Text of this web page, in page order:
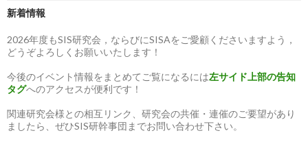
新着情報
2026年度もSIS研究会，ならびにSISAをご愛顧くださいますよう，
どうぞよろしくお願いいたします！
今後のイベント情報をまとめてご覧になるには左サイド上部の告知
タグへのアクセスが便利です！
関連研究会様との相互リンク、研究会の共催・連催のご要望があり
ましたら、ぜひSIS研幹事団までお問い合わせ下さい。